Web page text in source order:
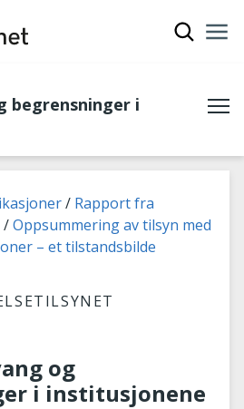
begrensninger i
Rapport fra
Oppsummering av tilsyn med
– et tilstandsbilde
og
i institusjonene